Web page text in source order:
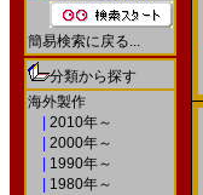
簡易検索に戻る...
分類から探す
海外製作
2010年～
2000年～
1990年～
1980年～